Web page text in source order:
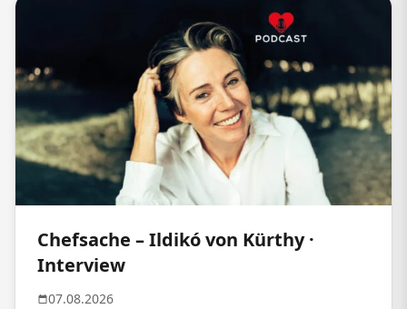
Chefsache – Ildikó von Kürthy ·
Interview
07.08.2026